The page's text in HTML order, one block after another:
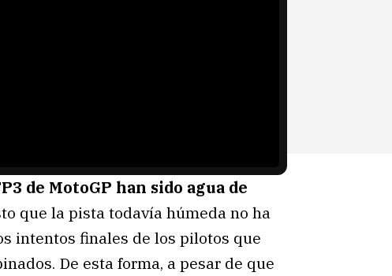
de MotoGP han sido agua de
que la pista todavía húmeda no ha
intentos finales de los pilotos que
De esta forma, a pesar de que